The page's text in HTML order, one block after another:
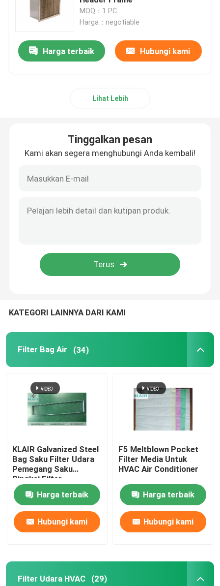
Fan Filter Unit FFU
Cleanroom Air Shower
Filter Udara Suhu Tinggi
Filter Udara Lipit
Filter penjernih udara
Pass Box
MOQ：1 PC
Harga：negotiable
Harga terbaik Hubungi kami
Lihat Lebih
Tinggalkan pesan
Kami akan segera menghubungi Anda kembali!
KATEGORI LAINNYA DARI KAMI
Filter Bag Air (34)
KLAIR Galvanized Steel
Bag Saku Filter Udara
Pemegang Saku
Bingkai Filter
Harga terbaik
Hubungi kami
F5 Meltblown Pocket
Filter Media Untuk
HVAC Air Conditioner
Harga terbaik
Hubungi kami
Filter Udara HVAC (29)